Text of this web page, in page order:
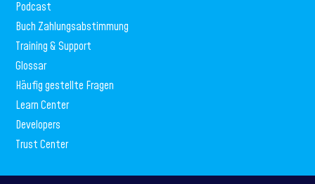
Podcast
Buch Zahlungsabstimmung
Training & Support
Glossar
Häufig gestellte Fragen
Learn Center
Developers
Trust Center